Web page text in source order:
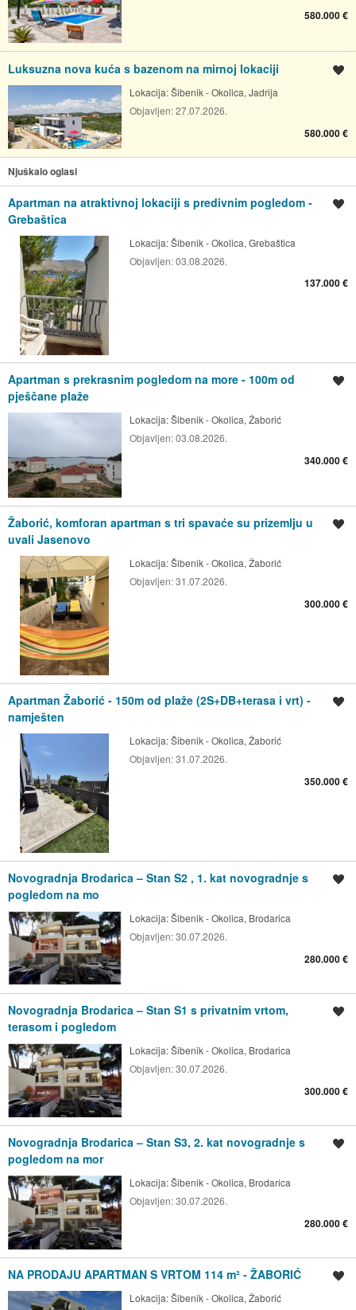
580.000 €
Luksuzna nova kuća s bazenom na mirnoj lokaciji
Lokacija:Šibenik - Okolica, Jadrija
Objavljen:27.07.2026.
580.000 €
Njuškalo oglasi
Apartman na atraktivnoj lokaciji s predivnim pogledom -
Grebaštica
Lokacija:Šibenik - Okolica, Grebaštica
Objavljen:03.08.2026.
137.000 €
Apartman s prekrasnim pogledom na more - 100m od
pješčane plaže
Lokacija:Šibenik - Okolica, Žaborić
Objavljen:03.08.2026.
340.000 €
Žaborić, komforan apartman s tri spavaće su prizemlju u
uvali Jasenovo
Lokacija:Šibenik - Okolica, Žaborić
Objavljen:31.07.2026.
300.000 €
Apartman Žaborić - 150m od plaže (2S+DB+terasa i vrt) -
namješten
Lokacija:Šibenik - Okolica, Žaborić
Objavljen:31.07.2026.
350.000 €
Novogradnja Brodarica – Stan S2 , 1. kat novogradnje s
pogledom na mo
Lokacija:Šibenik - Okolica, Brodarica
Objavljen:30.07.2026.
280.000 €
Novogradnja Brodarica – Stan S1 s privatnim vrtom,
terasom i pogledom
Lokacija:Šibenik - Okolica, Brodarica
Objavljen:30.07.2026.
300.000 €
Novogradnja Brodarica – Stan S3, 2. kat novogradnje s
pogledom na mor
Lokacija:Šibenik - Okolica, Brodarica
Objavljen:30.07.2026.
280.000 €
NA PRODAJU APARTMAN S VRTOM 114 m² - ŽABORIĆ
Lokacija:Šibenik - Okolica, Žaborić